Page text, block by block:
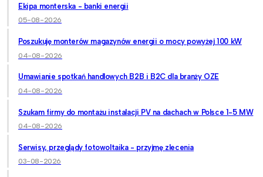
Ekipa monterska - banki energii
05-08-2026
Poszukuję monterów magazynów energii o mocy powyżej 100 kW
04-08-2026
Umawianie spotkań handlowych B2B i B2C dla branży OZE
04-08-2026
Szukam firmy do montażu instalacji PV na dachach w Polsce 1-5 MW
04-08-2026
Serwisy, przeglądy fotowoltaika - przyjmę zlecenia
03-08-2026